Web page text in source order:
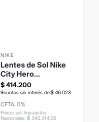
NIKE
Lentes de Sol Nike
City Hero
Champagne
Translucido Brillo
$414.200
9cuotas sin interés de:$ 46023
CFTA: 0%
Precio sin Impuestos
Nacionales: $ 342 31405